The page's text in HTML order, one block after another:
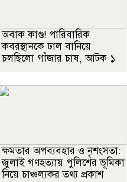
অবাক কাণ্ড! পারিবারিক
কবরস্থানকে ঢাল বানিয়ে
চলছিলো গাঁজার চাষ, আটক ১
ক্ষমতার অপব্যবহার ও নৃশংসতা:
জুলাই গণহত্যায় পুলিশের ভূমিকা
নিয়ে চাঞ্চল্যকর তথ্য প্রকাশ